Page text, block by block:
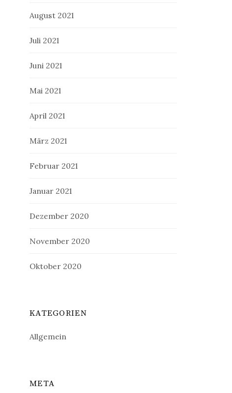
August 2021
Juli 2021
Juni 2021
Mai 2021
April 2021
März 2021
Februar 2021
Januar 2021
Dezember 2020
November 2020
Oktober 2020
KATEGORIEN
Allgemein
META